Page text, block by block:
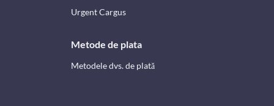
Urgent Cargus
Metode de plata
Metodele dvs. de plată